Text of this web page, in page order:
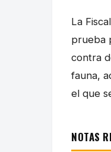
La
prueba
contra
fauna,
el que
NOTAS